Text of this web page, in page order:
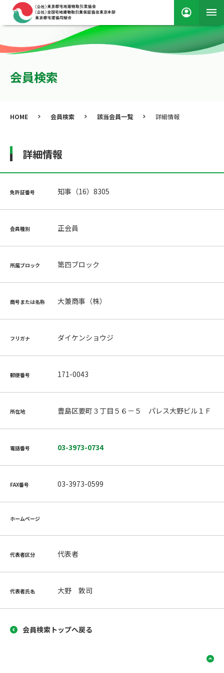
会員検索
HOME 会員検索 該当会員一覧 詳細情報
詳細情報
免許証番号 知事（16）8305
会員種別 正会員
所属ブロック 第四ブロック
商号または名称 大兼商事（株）
フリガナ ダイケンショウジ
郵便番号 171-0043
所在地 豊島区要町３丁目５６－５ パレス大野ビル１Ｆ
電話番号 03-3973-0734
FAX番号 03-3973-0599
ホームページ
代表者区分 代表者
代表者氏名 大野 敦司
会員検索トップへ戻る